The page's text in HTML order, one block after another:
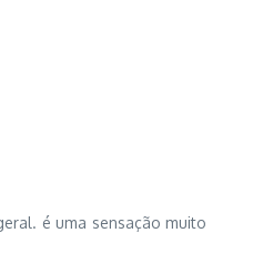
é uma sensação muito